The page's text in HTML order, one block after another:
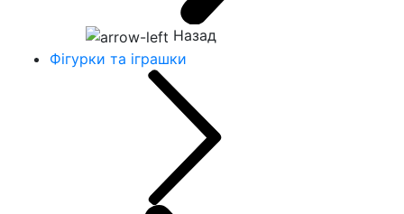
Назад
Фігурки та іграшки